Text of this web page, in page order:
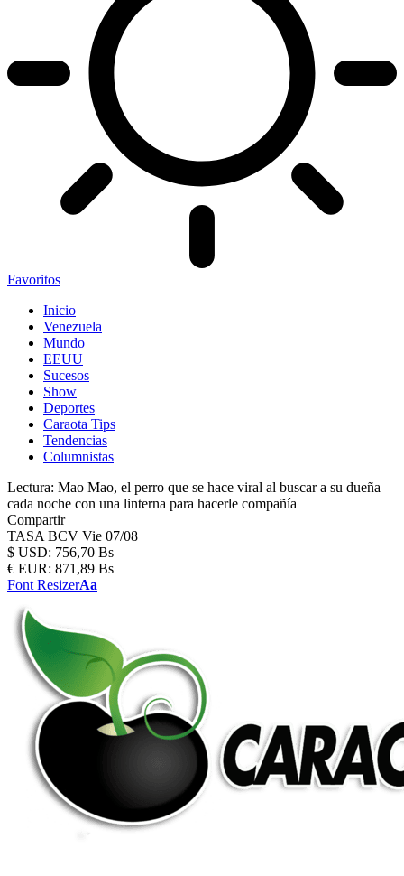
Favoritos
Inicio
Venezuela
Mundo
EEUU
Sucesos
Show
Deportes
Caraota Tips
Tendencias
Columnistas
Lectura: Mao Mao, el perro que se hace viral al buscar a su dueña
cada noche con una linterna para hacerle compañía
Compartir
TASA BCV Vie 07/08
$ USD: 756,70 Bs
€ EUR: 871,89 Bs
Font ResizerAa